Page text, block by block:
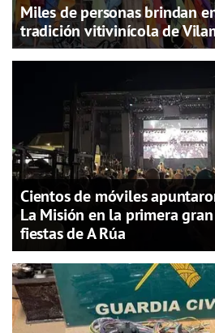
Miles de personas brindan
tradición vitivinícola de
Cientos de móviles
La Misión en la primera
fiestas de A Rúa